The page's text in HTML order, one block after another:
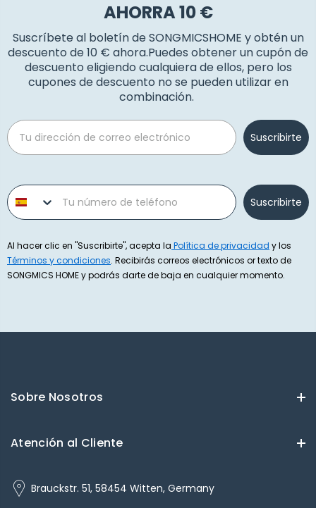
AHORRA 10 €
Suscríbete al boletín de SONGMICSHOME y obtén un
descuento de 10 € ahora.Puedes obtener un cupón de
descuento eligiendo cualquiera de ellos, pero los
cupones de descuento no se pueden utilizar en
combinación.
Email
Suscribirte
Phone number
Suscribirte
Al hacer clic en "Suscribirte", acepta la Política de privacidad y los
Términos y condiciones. Recibirás correos electrónicos or texto de
SONGMICS HOME y podrás darte de baja en cualquier momento.
Sobre Nosotros
Atención al Cliente
Brauckstr. 51, 58454 Witten, Germany